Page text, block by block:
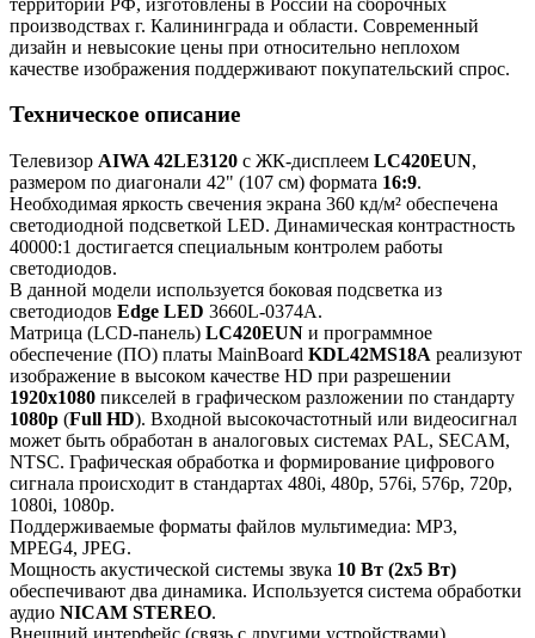
производствах г. Калининграда и области. Современный
дизайн и невысокие цены при относительно неплохом
качестве изображения поддерживают покупательский спрос.
Техническое описание
Телевизор AIWA 42LE3120 с ЖК-дисплеем LC420EUN,
размером по диагонали 42" (107 см) формата 16:9.
Необходимая яркость свечения экрана 360 кд/м² обеспечена
светодиодной подсветкой LED. Динамическая контрастность
40000:1 достигается специальным контролем работы
светодиодов.
В данной модели используется боковая подсветка из
светодиодов Edge LED 3660L-0374A.
Матрица (LCD-панель) LC420EUN и программное
обеспечение (ПО) платы MainBoard KDL42MS18A реализуют
изображение в высоком качестве HD при разрешении
1920x1080 пикселей в графическом разложении по стандарту
1080p (Full HD). Входной высокочастотный или видеосигнал
может быть обработан в аналоговых системах PAL, SECAM,
NTSC. Графическая обработка и формирование цифрового
сигнала происходит в стандартах 480i, 480p, 576i, 576p, 720p,
1080i, 1080p.
Поддерживаемые форматы файлов мультимедиа: MP3,
MPEG4, JPEG.
Мощность акустической системы звука 10 Вт (2х5 Вт)
обеспечивают два динамика. Используется система обработки
аудио NICAM STEREO.
Внешний интерфейс (связь с другими устройствами)